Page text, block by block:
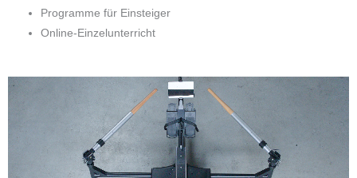
Programme für Einsteiger
Online-Einzelunterricht
Dieses
Produkt
weist
mehrere
Varianten